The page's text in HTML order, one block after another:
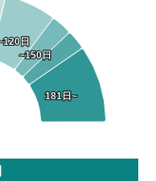
日
日
~150日
~150日
181日~
181日~